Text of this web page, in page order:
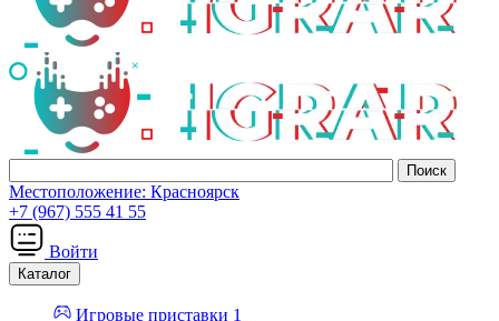
Местоположение: Красноярск
+7 (967) 555 41 55
Войти
Каталог
Игровые приставки 1